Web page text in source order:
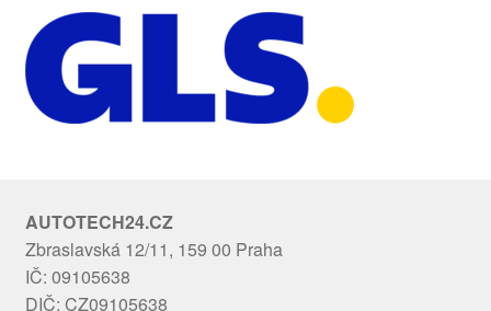
AUTOTECH24.CZ
Zbraslavská 12/11, 159 00 Praha
IČ: 09105638
DIČ: CZ09105638